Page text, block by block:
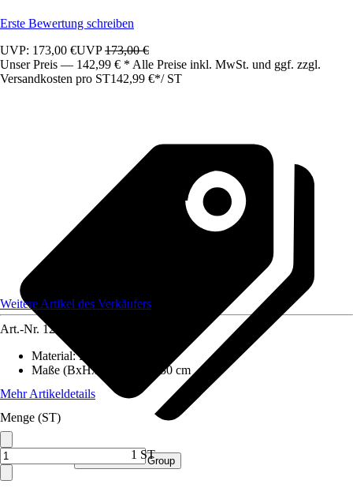
Erste Bewertung schreiben
UVP: 173,00 €UVP173,00 €
Unser Preis — 142,99 € * Alle Preise inkl. MwSt. und ggf. zzgl.
Versandkosten pro ST142,99 €*/ ST
Verkauf durch: Procommerce Group
Weitere Artikel des Verkäufers
Art.-Nr. 12584516
Material:Holz
Maße (BxHxT)
165x80x30 cm
Mehr Artikeldetails
Menge (ST)
1 ST